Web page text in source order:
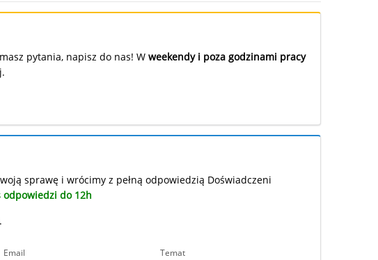
pytania, napisz do nas! W weekendy i poza godzinami pracy
sprawę i wrócimy z pełną odpowiedzią Doświadczeni
odpowiedzi do 12h
Email Temat